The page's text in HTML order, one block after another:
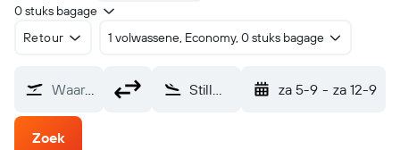
0 stuks bagage
Retour
1 volwassene, Economy, 0 stuks bagage
Waarvandaan? Stillwater (SWO) za 5-9 - za 12-9
Zoek